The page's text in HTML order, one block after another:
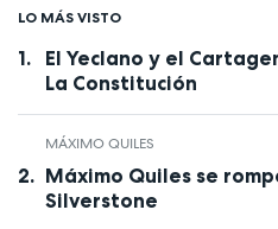
LO MÁS VISTO
El Yeclano y el
La Constitución
MÁXIMO QUILES
Máximo Quiles se
Silverstone